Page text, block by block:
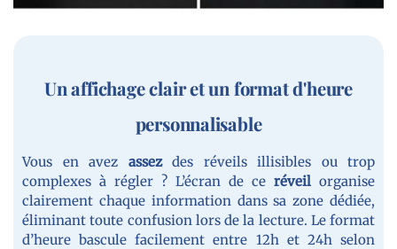
Un affichage clair et un format d'heure
personnalisable
Vous en avez assezdes réveils illisibles ou trop
complexes à régler ? L’écran de ce réveil organise
clairement chaque information dans sa zone dédiée,
éliminant toute confusion lors de la lecture. Le format
d’heure bascule facilement entre 12h et 24h selon